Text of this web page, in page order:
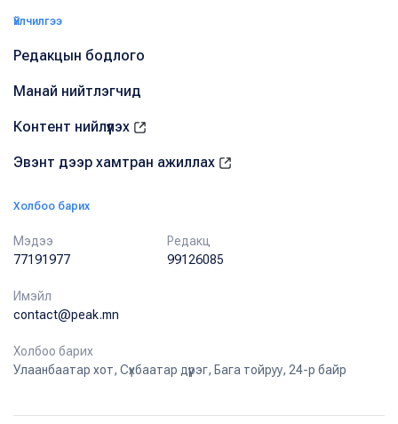
Үйлчилгээ
Редакцын бодлого
Манай нийтлэгчид
Контент нийлүүлэх
Эвэнт дээр хамтран ажиллах
Холбоо барих
Мэдээ
77191977
Редакц
99126085
Имэйл
contact@peak.mn
Холбоо барих
Улаанбаатар хот, Сүхбаатар дүүрэг, Бага тойруу, 24-р байр